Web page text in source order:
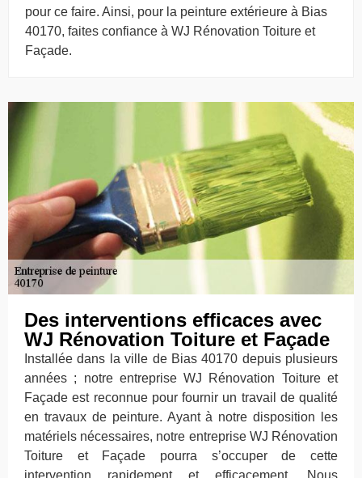
pour ce faire. Ainsi, pour la peinture extérieure à Bias
40170, faites confiance à WJ Rénovation Toiture et
Façade.
Des interventions efficaces avec
WJ Rénovation Toiture et Façade
Installée dans la ville de Bias 40170 depuis plusieurs
années ; notre entreprise WJ Rénovation Toiture et
Façade est reconnue pour fournir un travail de qualité
en travaux de peinture. Ayant à notre disposition les
matériels nécessaires, notre entreprise WJ Rénovation
Toiture et Façade pourra s’occuper de cette
intervention rapidement et efficacement. Nous